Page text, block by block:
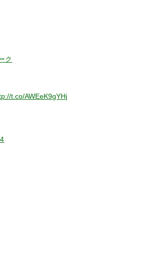
ク
t.co/AWEeK9gYHj